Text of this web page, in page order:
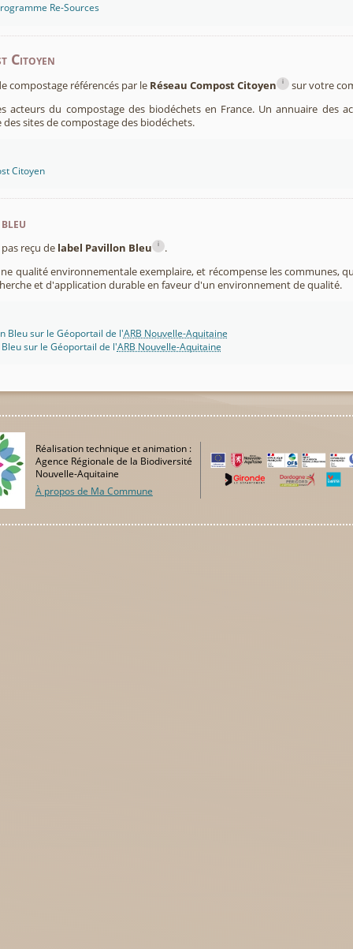
Re-Sources
Citoyen
compostage référencés par le Réseau Compost Citoyen i
sur votre
acteurs du compostage des biodéchets en France. Un annuaire des
sites de compostage des biodéchets.
Citoyen
reçu de label Pavillon Bleu i
.
qualité environnementale exemplaire, et récompense les communes,
et d'application durable en faveur d'un environnement de qualité.
Bleu sur le Géoportail de l'ARB Nouvelle-Aquitaine
sur le Géoportail de l'ARB Nouvelle-Aquitaine
Réalisation technique et animation :
Agence Régionale de la Biodiversité
Nouvelle-Aquitaine
À propos de Ma Commune